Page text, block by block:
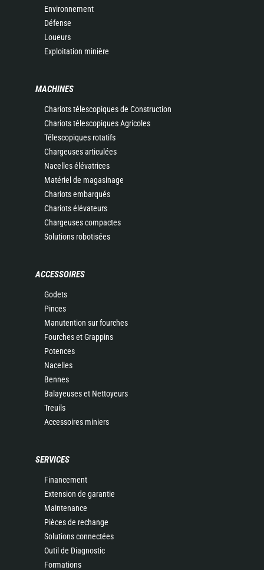
Environnement
Défense
Loueurs
Exploitation minière
MACHINES
Chariots télescopiques de Construction
Chariots télescopiques Agricoles
Télescopiques rotatifs
Chargeuses articulées
Nacelles élévatrices
Matériel de magasinage
Chariots embarqués
Chariots élévateurs
Chargeuses compactes
Solutions robotisées
ACCESSOIRES
Godets
Pinces
Manutention sur fourches
Fourches et Grappins
Potences
Nacelles
Bennes
Balayeuses et Nettoyeurs
Treuils
Accessoires miniers
SERVICES
Financement
Extension de garantie
Maintenance
Pièces de rechange
Solutions connectées
Outil de Diagnostic
Formations